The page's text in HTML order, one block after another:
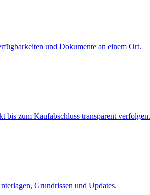
und Dokumente an einem Ort.
bis zum Kaufabschluss transparent verfolgen.
Grundrissen und Updates.